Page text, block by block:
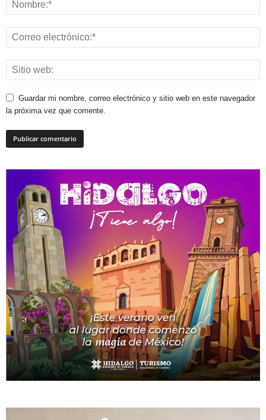
Guardar mi nombre, correo electrónico y sitio web en este navegador
la próxima vez que comente.